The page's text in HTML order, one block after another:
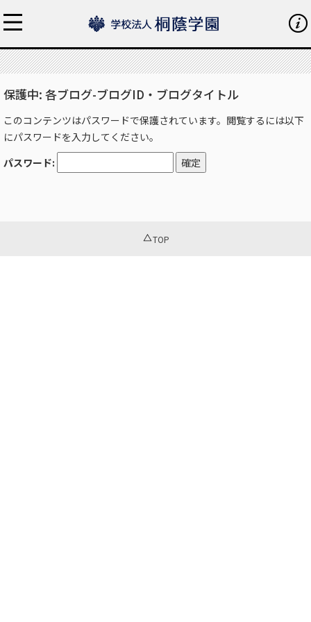
保護中: 各ブログ-ブログID・ブログタイトル
このコンテンツはパスワードで保護されています。閲覧するには以下
にパスワードを入力してください。
パスワード:
TOP